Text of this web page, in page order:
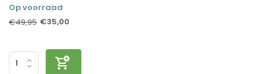
Op voorraad
€49,95 €35,00